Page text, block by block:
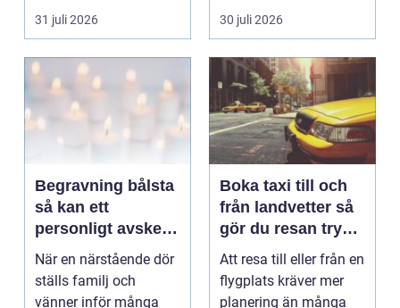
31 juli 2026
Det påverkar hur länge
gäs...
30 juli 2026
Begravning bålsta
så kan ett
personligt avsked
formas
När en närstående dör
ställs familj och
vänner inför många
Boka taxi till och
från landvetter så
gör du resan trygg
och smidig
Att resa till eller från en
flygplats kräver mer
planering än många